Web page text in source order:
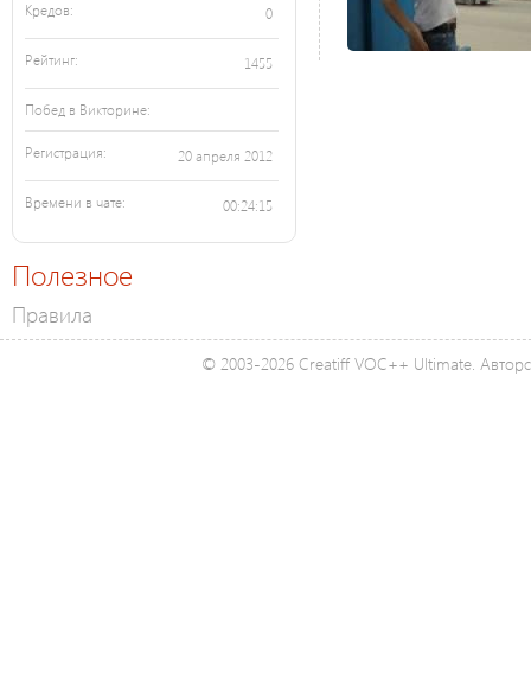
Кредов: 0
Рейтинг: 1455
Побед в Викторине:
Регистрация: 20 апреля 2012
Времени в чате: 00:24:15
Полезное
Правила
© 2003-2026 Creatiff VOC++ Ultimate.